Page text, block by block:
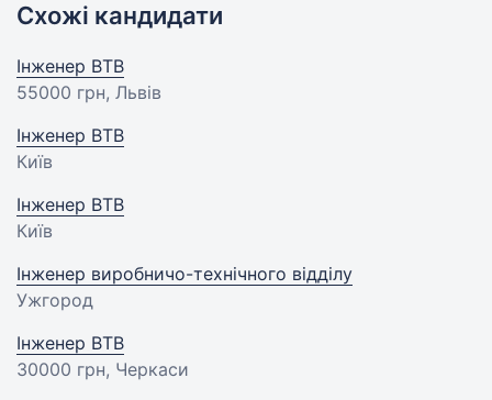
Схожі кандидати
Інженер ВТВ
55000 грн, Львів
Інженер ВТВ
Київ
Інженер ВТВ
Київ
Інженер виробничо-технічного відділу
Ужгород
Інженер ВТВ
30000 грн, Черкаси